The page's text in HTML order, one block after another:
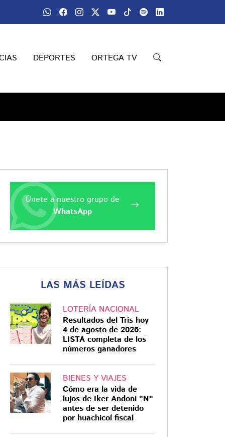
DEPORTES ORTEGA TV
Únete a nuestro grupo de
WhatsApp
LAS MÁS LEÍDAS
LOTERÍA NACIONAL
Resultados del Tris hoy
4 de agosto de 2026:
LISTA completa de los
números ganadores
BIENES Y VIAJES
Cómo era la vida de
lujos de Iker Andoni "N"
antes de ser detenido
por huachicol fiscal